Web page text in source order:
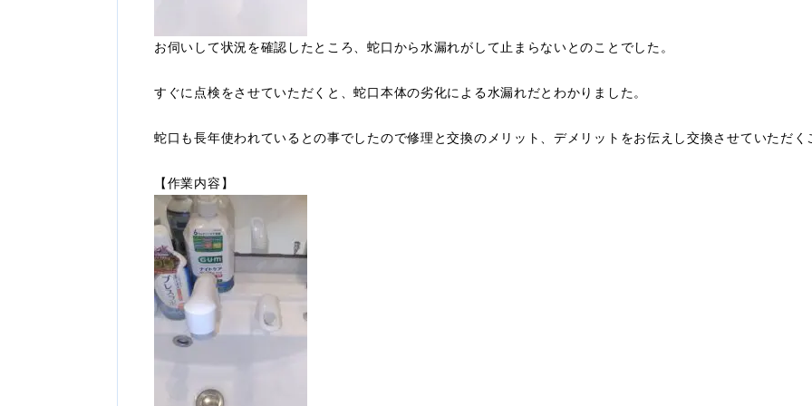
お伺いして状況を確認したところ、蛇口から水漏れがして止まらないとのことでした。
すぐに点検をさせていただくと、蛇口本体の劣化による水漏れだとわかりました。
蛇口も長年使われているとの事でしたので修理と交換のメリット、デメリットをお伝えし交換させていただく
【作業内容】